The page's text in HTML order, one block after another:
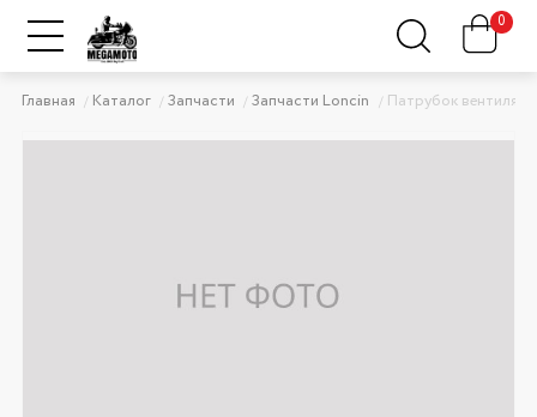
0
Главная Каталог Запчасти Запчасти Loncin Патрубок